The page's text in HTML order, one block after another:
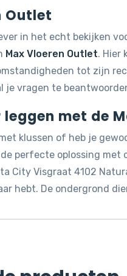
Outlet
in het echt bekijken
Max Vloeren Outlet. Hier
tot zijn
je vragen te
leggen met de
klussen of heb je
perfecte oplossing met
City Visgraat 4102
hebt. De ondergrond